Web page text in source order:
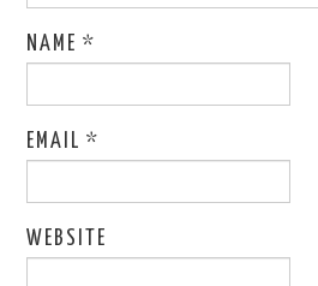
NAME*
EMAIL*
WEBSITE